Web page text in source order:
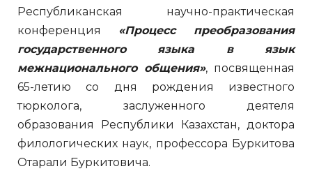
Республиканская научно-практическая
конференция «Процесс преобразования
государственного языка в язык
межнационального общения», посвященная
65-летию со дня рождения известного
тюрколога, заслуженного деятеля
образования Республики Казахстан, доктора
филологических наук, профессора Буркитова
Отарали Буркитовича.